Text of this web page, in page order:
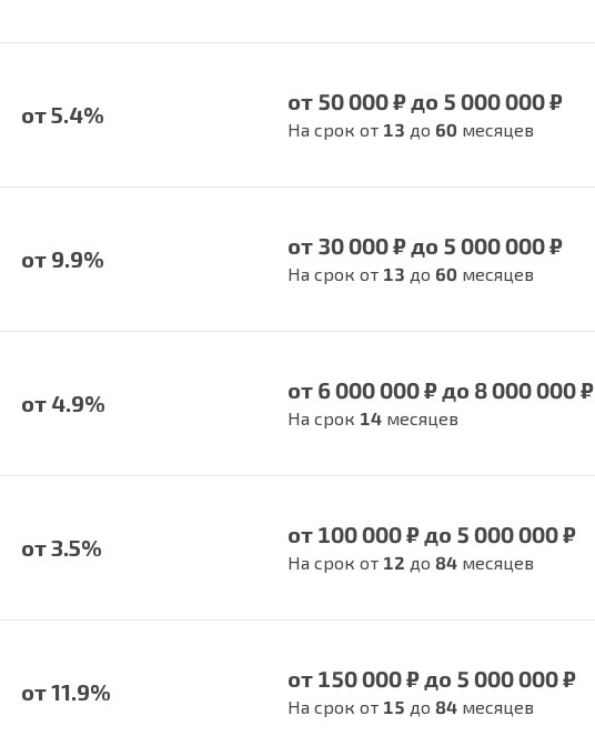
от 5.4% от 50 000 ₽ до 5 000 000 ₽
На срок от 13 до 60месяцев
от 9.9% от 30 000 ₽ до 5 000 000 ₽
На срок от 13 до 60месяцев
от 4.9% от 6 000 000 ₽ до 8 000 000 ₽
На срок 14месяцев
от 3.5% от 100 000 ₽ до 5 000 000 ₽
На срок от 12 до 84месяцев
от 11.9% от 150 000 ₽ до 5 000 000 ₽
На срок от 15 до 84месяцев